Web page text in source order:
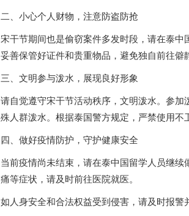
二、小心个人财物，注意防盗防抢
宋干节期间也是偷窃案件多发时段，请在泰
妥善保管好证件和贵重物品，避免独自前往僻
三、文明参与泼水，展现良好形象
请自觉遵守宋干节活动秩序，文明泼水。参
殊人群泼水。根据泰国警方规定，严禁使用不
四、做好疫情防护，守护健康安全
当前疫情尚未结束，请在泰中国留学人员继
痛等症状，请及时前往医院就医。
如人身安全和合法权益受到侵害，请及时报警